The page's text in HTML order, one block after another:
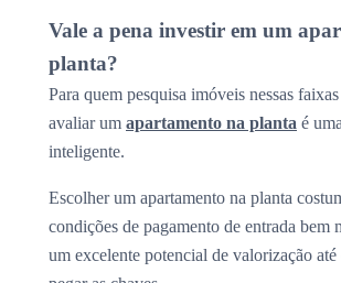
Vale a pena investir em um
planta?
Para quem pesquisa imóveis nessas
avaliar um apartamento na planta é
inteligente.
Escolher um apartamento na planta
condições de pagamento de entrada bem
um excelente potencial de valorização